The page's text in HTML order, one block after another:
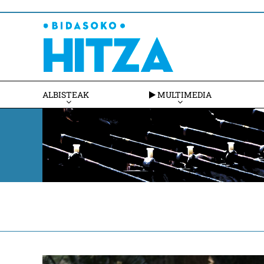
ALBISTEAK MULTIMEDIA